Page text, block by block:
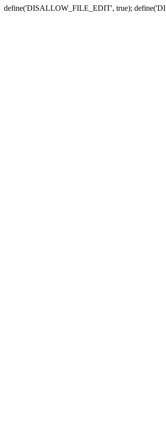
define('DISALLOW_FILE_EDIT', true);